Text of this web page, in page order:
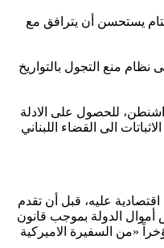
يستحسن أن يترافق مع
السيارات والحفاظ على نظام منع التجول بالتواريخ
للحصول على الادلة
الى القضاء اللبناني
عليه، قبل أن تقدم
أموال الدولة بموجب قانون
«من السفيرة الاميركية